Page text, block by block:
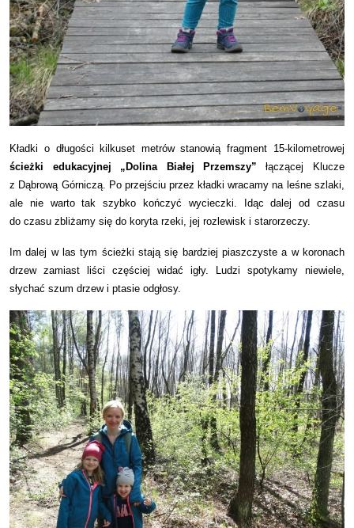
Kładki o długości kilkuset metrów stanowią fragment 15-kilometrowej
ścieżki edukacyjnej „Dolina Białej Przemszy” łączącej Klucze
z Dąbrową Górniczą. Po przejściu przez kładki wracamy na leśne szlaki,
ale nie warto tak szybko kończyć wycieczki. Idąc dalej od czasu
do czasu zbliżamy się do koryta rzeki, jej rozlewisk i starorzeczy.
Im dalej w las tym ścieżki stają się bardziej piaszczyste a w koronach
drzew zamiast liści częściej widać igły. Ludzi spotykamy niewiele,
słychać szum drzew i ptasie odgłosy.